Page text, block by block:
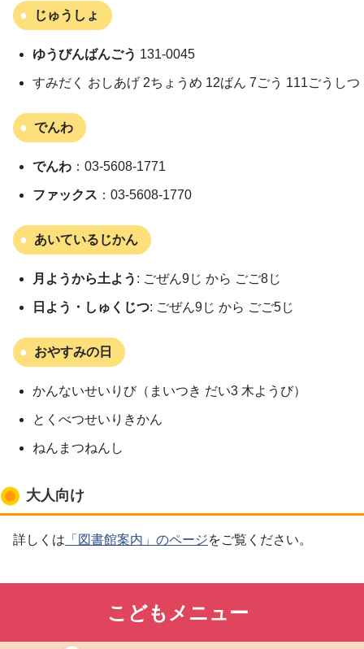
じゅうしょ
ゆうびんばんごう 131-0045
すみだく おしあげ 2ちょうめ 12ばん 7ごう 111ごうしつ
でんわ
でんわ ：03-5608-1771
ファックス ：03-5608-1770
あいているじかん
月ようから土よう : ごぜん9じ から ごご8じ
日よう・しゅくじつ: ごぜん9じ から ごご5じ
おやすみの日
かんないせいりび（まいつき だい3 木ようび）
とくべつせいりきかん
ねんまつねんし
大人向け
詳しくは 「図書館案内」のページをご覧ください。